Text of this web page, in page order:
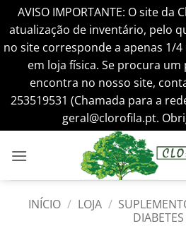
AVISO IMPORTANTE: O site
atualização de inventário, pelo
no site corresponde a apenas 1/
em loja física. Se procura
encontra no nosso site,
253519531 (Chamada para a
geral@clorofila.pt.
INÍCIO / LOJA /
DIABETES